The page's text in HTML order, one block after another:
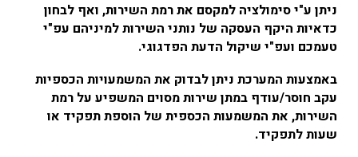
ניתן ע"י סימולציה למקסם את רמת השירות, ואף לבחון
כדאיות היקף העסקה של נותני השירות למיניהם עפ"י
טעמכם ועפ"י שיקול הדעת הפדגוגי.
באמצעות המערכת ניתן לבדוק את המשמעויות הכספיות
עקב חוסר/עודף במתן שירות מסוים המשפיע על רמת
השירות, את המשמעות הכספית של הוספת תפקיד או
שעות לתפקיד.